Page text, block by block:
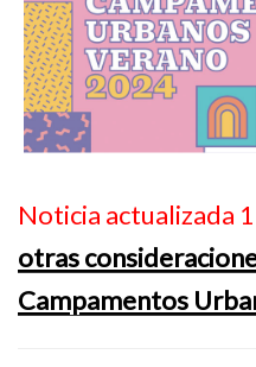
Noticia actualizada
otras
Campamentos